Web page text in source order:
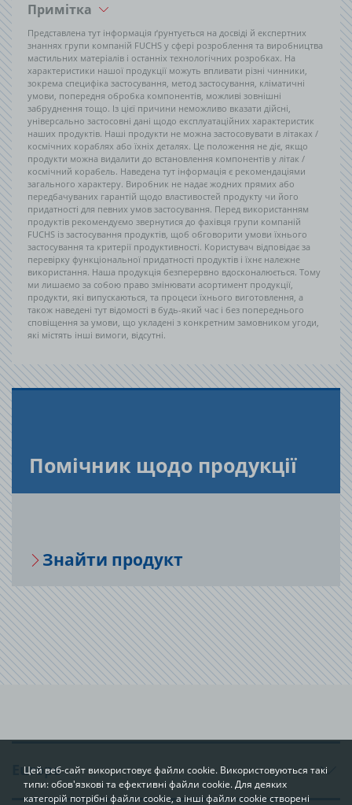
Цей веб-сайт використовує файли cookie. Використовуються такі
типи: обов'язкові та ефективні файли cookie. Для деяких
категорій потрібні файли cookie, а інші файли cookie створені
Примітка
Представлена тут інформація ґрунтується на досвіді й експертних
знаннях групи компаній FUCHS у сфері розроблення та виробництва
мастильних матеріалів і останніх технологічних розробках. На
характеристики нашої продукції можуть впливати різні чинники,
зокрема специфіка застосування, метод застосування, кліматичні
умови, попередня обробка компонентів, можливі зовнішні
забруднення тощо. Із цієї причини неможливо вказати дійсні,
універсально застосовні дані щодо експлуатаційних характеристик
наших продуктів. Наші продукти не можна застосовувати в літаках /
космічних кораблях або їхніх деталях. Це положення не діє, якщо
продукти можна видалити до встановлення компонентів у літак /
космічний корабель. Наведена тут інформація є рекомендаціями
загального характеру. Виробник не надає жодних прямих або
передбачуваних гарантій щодо властивостей продукту чи його
придатності для певних умов застосування. Перед використанням
продуктів рекомендуємо звернутися до фахівця групи компаній
FUCHS із застосування продуктів, щоб обговорити умови їхнього
застосування та критерії продуктивності. Користувач відповідає за
перевірку функціональної придатності продуктів і їхнє належне
використання. Наша продукція безперервно вдосконалюється. Тому
ми лишаємо за собою право змінювати асортимент продукції,
продукти, які випускаються, та процеси їхнього виготовлення, а
також наведені тут відомості в будь-який час і без попереднього
сповіщення за умови, що укладені з конкретним замовником угоди,
які містять інші вимоги, відсутні.
По­мі­чник щодо про­ду­кції
Зна­йти про­дукт
Europe